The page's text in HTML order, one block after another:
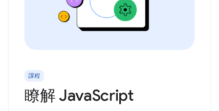
課程
瞭解 JavaScript